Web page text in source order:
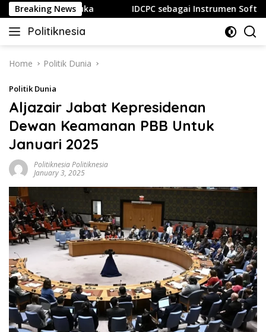
Skip
to
content
Breaking News
dan 15 Luka IDCPC sebagai Instrumen Soft
Politiknesia
Politiknesia.com
Home Politik Dunia
Politik Dunia
Aljazair Jabat Kepresidenan
Dewan Keamanan PBB Untuk
Januari 2025
Politiknesia Politiknesia
January 3, 2025